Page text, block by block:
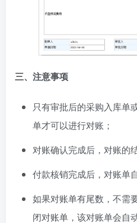
三、注意事项
只有审批后的采购入库单
单才可以进行对账；
对账确认完成后，对账的
付款核销完成后，对账单
如果对账单有尾数，不需
闭对账单，该对账单会自